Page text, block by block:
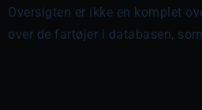
Oversigten er ikke en komplet
over de fartøjer i databasen,